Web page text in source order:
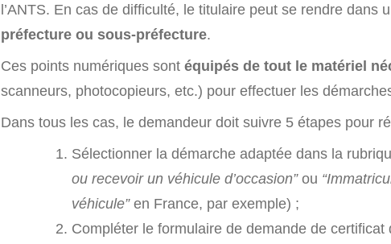
l’ANTS. En cas de difficulté, le titulaire peut se rendre dans
préfecture ou sous-préfecture.
Ces points numériques sont équipés de tout le matériel
scanneurs, photocopieurs, etc.) pour effectuer les
Dans tous les cas, le demandeur doit suivre 5 étapes pour
Sélectionner la démarche adaptée dans la
ou recevoir un véhicule d’occasion”ou
véhicule”en France, par exemple) ;
Compléter le formulaire de demande de certificat